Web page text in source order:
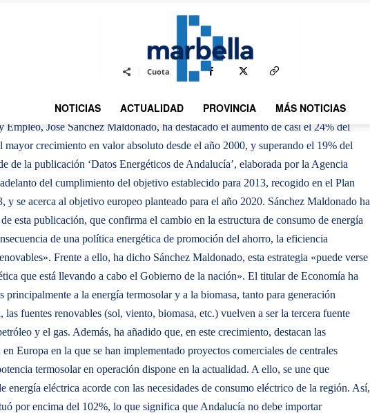
DMarbella
NOTICIAS ACTUALIDAD PROVINCIA MÁS NOTICIAS
Cuota
José Sánchez Maldonado, ha destacado el aumento de casi el 24% del
mayor crecimiento en valor absoluto desde el año 2000, y superando el 19% del
de la publicación ‘Datos Energéticos de Andalucía’, elaborada por la Agencia
del cumplimiento del objetivo establecido para 2013, recogido en el Plan
se acerca al objetivo europeo planteado para el año 2020. Sánchez Maldonado ha
esta publicación, que confirma el cambio en la estructura de consumo de energía
de una política energética de promoción del ahorro, la eficiencia
Frente a ello, ha dicho Sánchez Maldonado, esta estrategia «puede verse
que está llevando a cabo el Gobierno de la nación». El titular de Economía ha
principalmente a la energía termosolar y a la biomasa, tanto para generación
fuentes renovables (sol, viento, biomasa, etc.) vuelven a ser la tercera fuente
y el gas. Además, ha añadido que, en este crecimiento, destacan las
Europa en la que se han implementado proyectos comerciales de centrales
termosolar en operación dispone en la actualidad. A ello, se une que
energía eléctrica acorde con las necesidades de consumo eléctrico de la región. Así,
por encima del 102%, lo que significa que Andalucía no debe importar